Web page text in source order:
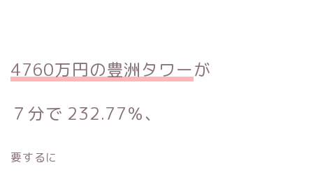
4760万円の豊洲タワーが
７分で 232.77％、
要するに